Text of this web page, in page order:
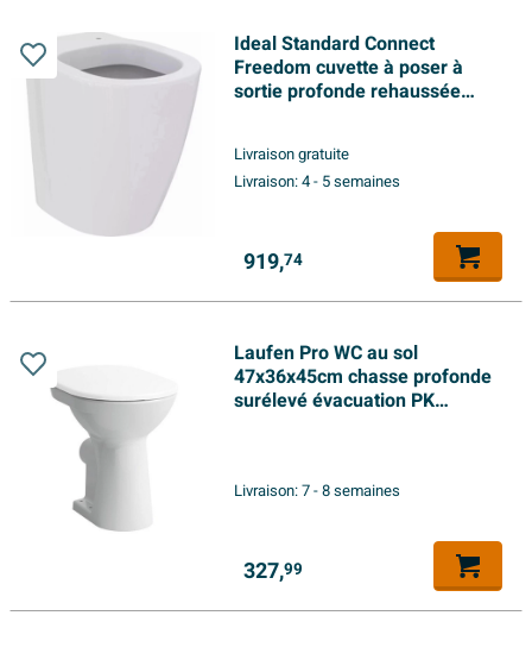
Ideal Standard Connect
Freedom cuvette à poser à
sortie profonde rehaussée
Livraison gratuite
Livraison:4 - 5 semaines
919,74
Laufen Pro WC au sol
47x36x45cm chasse profonde
surélevé évacuation PK
Livraison:7 - 8 semaines
327,99